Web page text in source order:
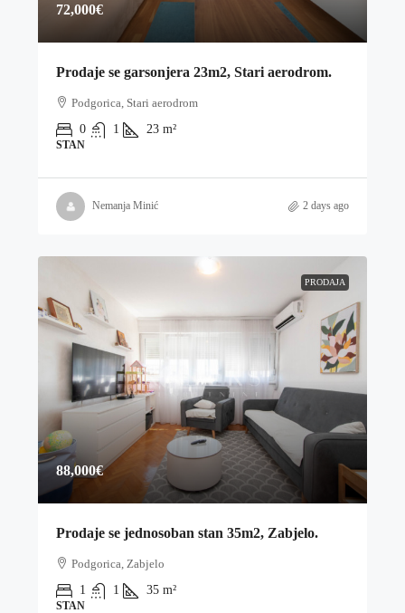
72,000€
Prodaje se garsonjera 23m2, Stari aerodrom.
Podgorica, Stari aerodrom
0
1 23 m²
STAN
Nemanja Minić 2 days ago
PRODAJA
88,000€
Prodaje se jednosoban stan 35m2, Zabjelo.
Podgorica, Zabjelo
1
1 35 m²
STAN